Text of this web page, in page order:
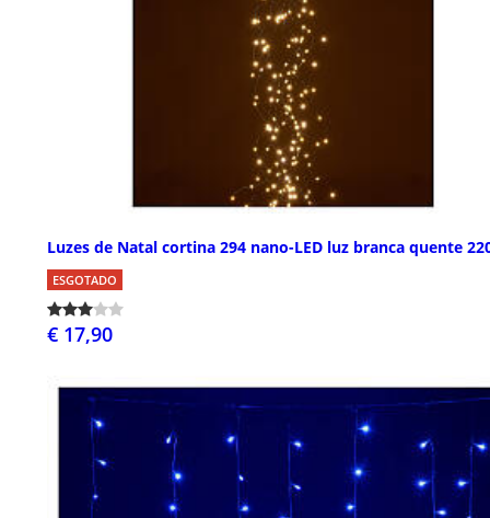
Luzes de Natal cortina 294 nano-LED luz branca quente
ESGOTADO
€ 17,90